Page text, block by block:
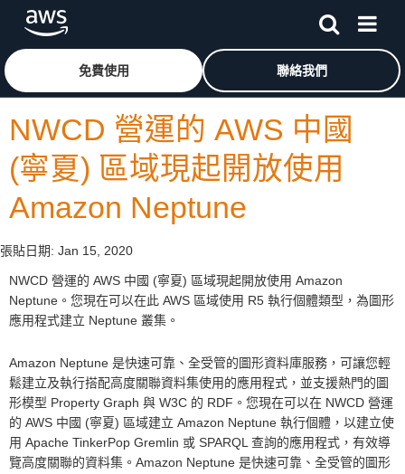
跳至主要內容按一下這裡可返回 Amazon Web Services 首頁
免費使用 聯絡我們
NWCD 營運的 AWS 中國
(寧夏) 區域現起開放使用
Amazon Neptune
張貼日期: Jan 15, 2020
NWCD 營運的 AWS 中國 (寧夏) 區域現起開放使用 Amazon
Neptune。您現在可以在此 AWS 區域使用 R5 執行個體類型，為圖形
應用程式建立 Neptune 叢集。
Amazon Neptune 是快速可靠、全受管的圖形資料庫服務，可讓您輕
鬆建立及執行搭配高度關聯資料集使用的應用程式，並支援熱門的圖
形模型 Property Graph 與 W3C 的 RDF。您現在可以在 NWCD 營運
的 AWS 中國 (寧夏) 區域建立 Amazon Neptune 執行個體，以建立使
用 Apache TinkerPop Gremlin 或 SPARQL 查詢的應用程式，有效導
覽高度關聯的資料集。Amazon Neptune 是快速可靠、全受管的圖形